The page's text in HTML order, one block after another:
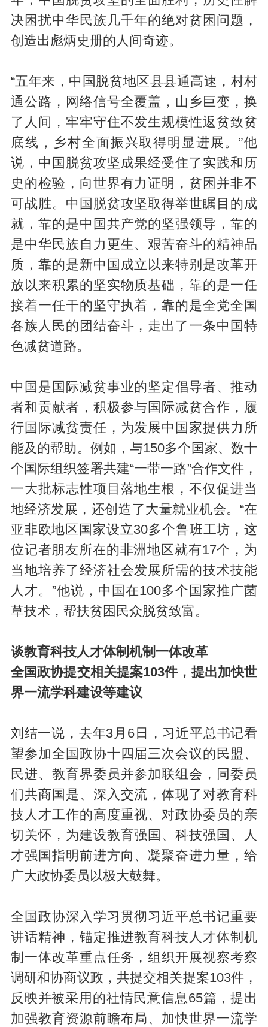
决困扰中华民族几千年的绝对贫困问题，
创造出彪炳史册的人间奇迹。
“五年来，中国脱贫地区县县通高速，村村
通公路，网络信号全覆盖，山乡巨变，换
了人间，牢牢守住不发生规模性返贫致贫
底线，乡村全面振兴取得明显进展。”他
说，中国脱贫攻坚成果经受住了实践和历
史的检验，向世界有力证明，贫困并非不
可战胜。中国脱贫攻坚取得举世瞩目的成
就，靠的是中国共产党的坚强领导，靠的
是中华民族自力更生、艰苦奋斗的精神品
质，靠的是新中国成立以来特别是改革开
放以来积累的坚实物质基础，靠的是一任
接着一任干的坚守执着，靠的是全党全国
各族人民的团结奋斗，走出了一条中国特
色减贫道路。
中国是国际减贫事业的坚定倡导者、推动
者和贡献者，积极参与国际减贫合作，履
行国际减贫责任，为发展中国家提供力所
能及的帮助。例如，与150多个国家、数十
个国际组织签署共建“一带一路”合作文件，
一大批标志性项目落地生根，不仅促进当
地经济发展，还创造了大量就业机会。“在
亚非欧地区国家设立30多个鲁班工坊，这
位记者朋友所在的非洲地区就有17个，为
当地培养了经济社会发展所需的技术技能
人才。”他说，中国在100多个国家推广菌
草技术，帮扶贫困民众脱贫致富。
谈教育科技人才体制机制一体改革
全国政协提交相关提案103件，提出加快世
界一流学科建设等建议
刘结一说，去年3月6日，习近平总书记看
望参加全国政协十四届三次会议的民盟、
民进、教育界委员并参加联组会，同委员
们共商国是、深入交流，体现了对教育科
技人才工作的高度重视、对政协委员的亲
切关怀，为建设教育强国、科技强国、人
才强国指明前进方向、凝聚奋进力量，给
广大政协委员以极大鼓舞。
全国政协深入学习贯彻习近平总书记重要
讲话精神，锚定推进教育科技人才体制机
制一体改革重点任务，组织开展视察考察
调研和协商议政，共提交相关提案103件，
反映并被采用的社情民意信息65篇，提出
加强教育资源前瞻布局、加快世界一流学